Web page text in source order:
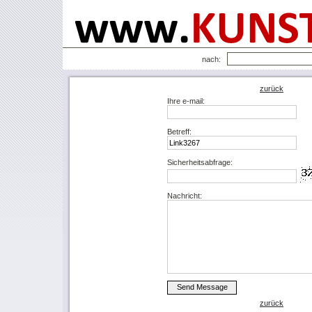
nach:
zurück
Ihre e-mail:
Betreff:
Sicherheitsabfrage:
Nachricht:
zurück